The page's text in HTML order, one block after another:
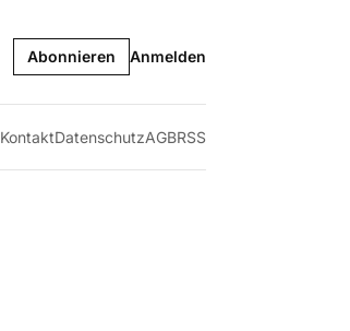
Abonnieren Anmelden
KontaktDatenschutzAGBRSS